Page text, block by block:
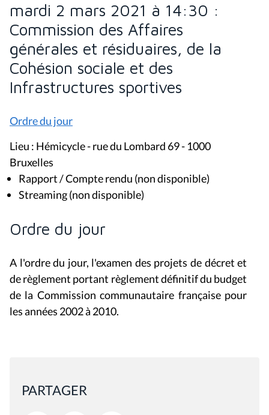
mardi 2 mars 2021 à 14:30 :
Commission des Affaires
générales et résiduaires, de la
Cohésion sociale et des
Infrastructures sportives
Ordre du jour
Lieu : Hémicycle - rue du Lombard 69 - 1000
Bruxelles
Rapport / Compte rendu (non disponible)
Streaming (non disponible)
Ordre du jour
A l'ordre du jour, l'examen des projets de décret et
de règlement portant règlement définitif du budget
de la Commission communautaire française pour
les années 2002 à 2010.
PARTAGER